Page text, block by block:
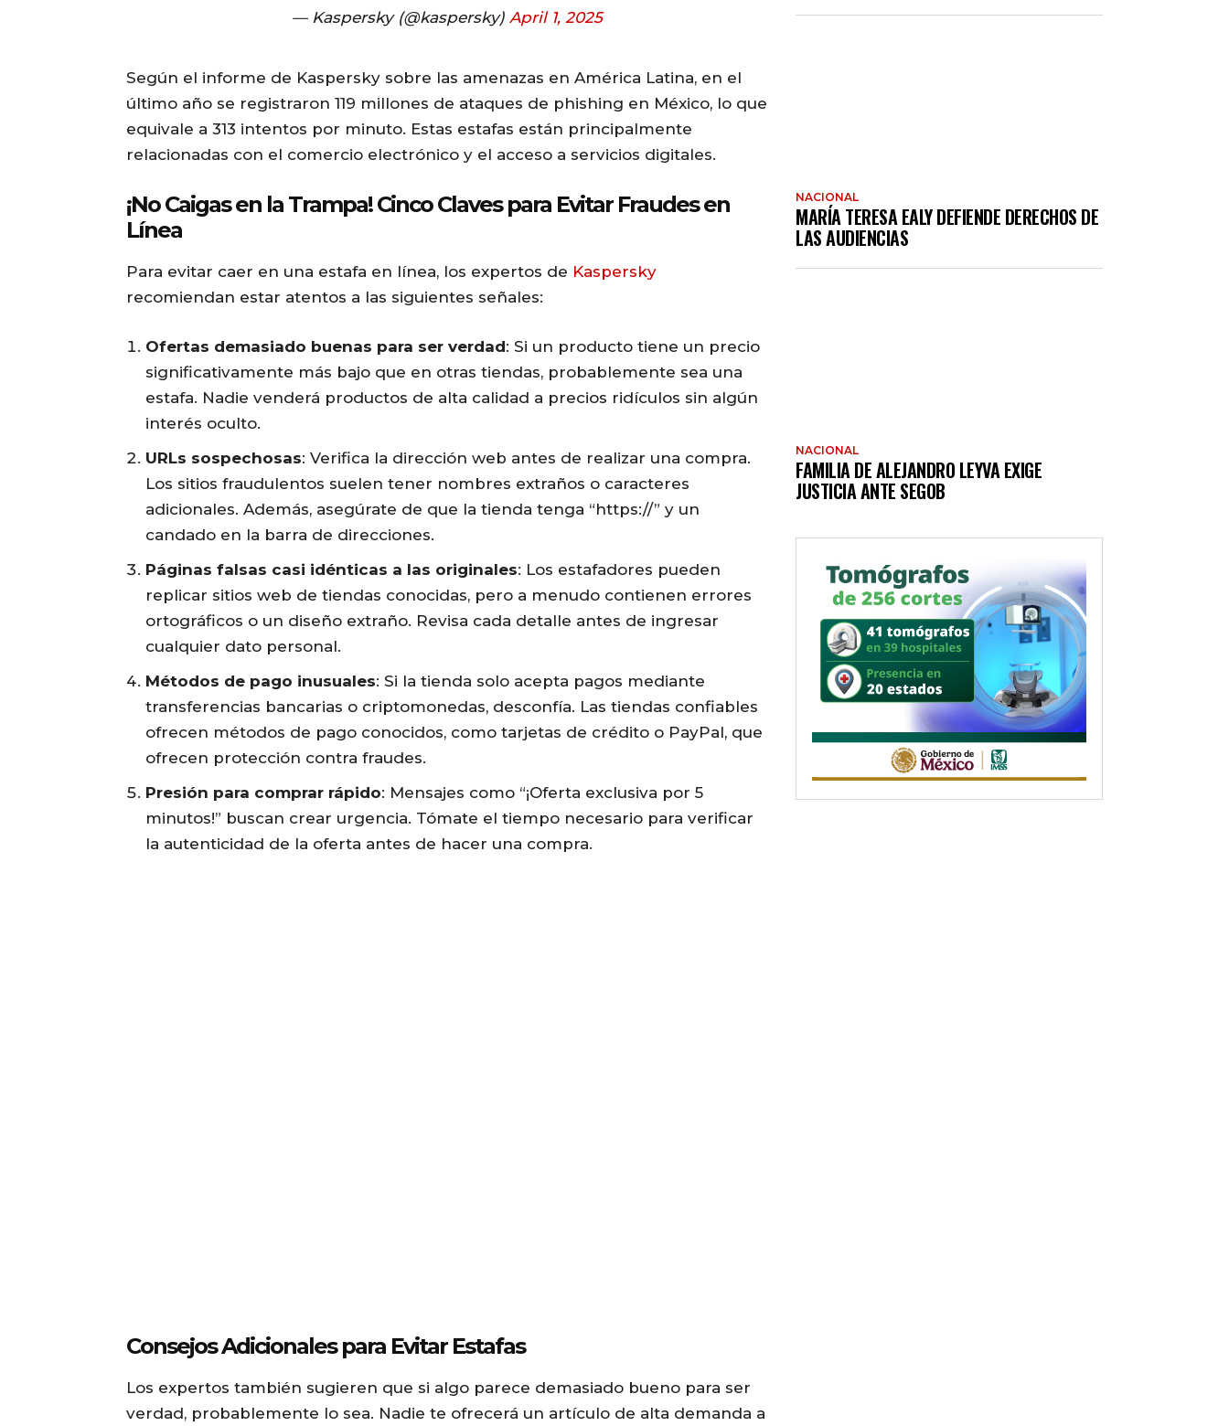
— Kaspersky (@kaspersky) April 1, 2025
Según el informe de Kaspersky sobre las amenazas en América Latina, en el
último año se registraron 119 millones de ataques de phishing en México, lo que
equivale a 313 intentos por minuto. Estas estafas están principalmente
relacionadas con el comercio electrónico y el acceso a servicios digitales.
¡No Caigas en la Trampa! Cinco Claves para Evitar Fraudes en
Línea
Para evitar caer en una estafa en línea, los expertos de Kaspersky
recomiendan estar atentos a las siguientes señales:
Ofertas demasiado buenas para ser verdad: Si un producto tiene un precio
significativamente más bajo que en otras tiendas, probablemente sea una
estafa. Nadie venderá productos de alta calidad a precios ridículos sin algún
interés oculto.
URLs sospechosas: Verifica la dirección web antes de realizar una compra.
Los sitios fraudulentos suelen tener nombres extraños o caracteres
adicionales. Además, asegúrate de que la tienda tenga “https://” y un
candado en la barra de direcciones.
Páginas falsas casi idénticas a las originales: Los estafadores pueden
replicar sitios web de tiendas conocidas, pero a menudo contienen errores
ortográficos o un diseño extraño. Revisa cada detalle antes de ingresar
cualquier dato personal.
Métodos de pago inusuales: Si la tienda solo acepta pagos mediante
transferencias bancarias o criptomonedas, desconfía. Las tiendas confiables
ofrecen métodos de pago conocidos, como tarjetas de crédito o PayPal, que
ofrecen protección contra fraudes.
Presión para comprar rápido: Mensajes como “¡Oferta exclusiva por 5
minutos!” buscan crear urgencia. Tómate el tiempo necesario para verificar
la autenticidad de la oferta antes de hacer una compra.
Consejos Adicionales para Evitar Estafas
Los expertos también sugieren que si algo parece demasiado bueno para ser
verdad, probablemente lo sea. Nadie te ofrecerá un artículo de alta demanda a
NACIONAL
MARÍA TERESA EALY DEFIENDE DERECHOS DE
LAS AUDIENCIAS
NACIONAL
FAMILIA DE ALEJANDRO LEYVA EXIGE
JUSTICIA ANTE SEGOB